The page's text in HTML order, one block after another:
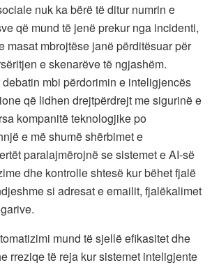
nuk ka bërë të ditur numrin e
që mund të jenë prekur nga incidenti,
masat mbrojtëse janë përditësuar për
e skenarëve të ngjashëm.
mbi përdorimin e inteligjencës
që lidhen drejtpërdrejt me sigurinë e
kompanitë teknologjike po
e më shumë shërbimet e
paralajmërojnë se sistemet e AI-së
dhe kontrolle shtesë kur bëhet fjalë
si adresat e emailit, fjalëkalimet
mund të sjellë efikasitet dhe
rreziqe të reja kur sistemet inteligjente